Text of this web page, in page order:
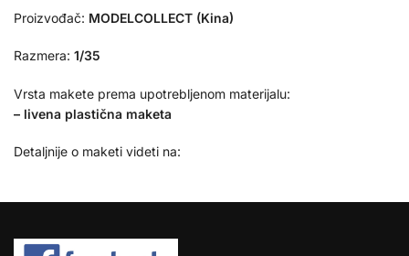
Proizvođač: MODELCOLLECT (Kina)
Razmera: 1/35
Vrsta makete prema upotrebljenom materijalu:
– livena plastična maketa
Detaljnije o maketi videti na: